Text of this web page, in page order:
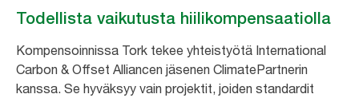
Todellista vaikutusta hiilikompensaatiolla
Kompensoinnissa Tork tekee yhteistyötä International
Carbon & Offset Alliancen jäsenen ClimatePartnerin
kanssa. Se hyväksyy vain projektit, joiden standardit